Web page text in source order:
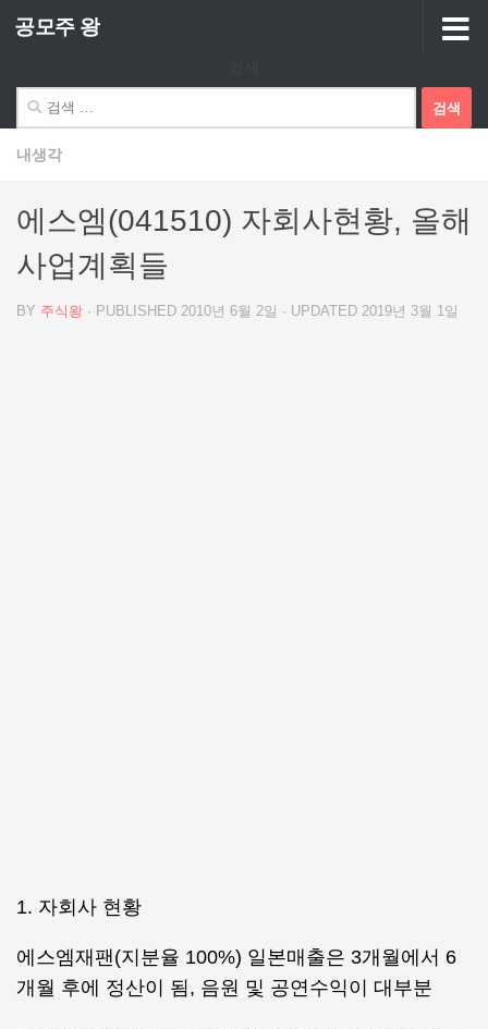
Skip to content
공모주 왕
색:
내생각
에스엠(041510) 자회사현황, 올해
사업계획들
BY 주식왕 · PUBLISHED 2010년 6월 2일 · UPDATED 2019년 3월 1일
1. 자회사 현황
에스엠재팬(지분율 100%) 일본매출은 3개월에서 6
개월 후에 정산이 됨, 음원 및 공연수익이 대부분